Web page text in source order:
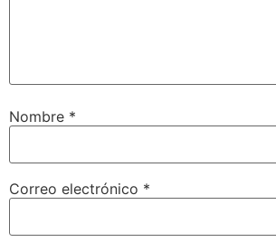
Nombre *
Correo electrónico *